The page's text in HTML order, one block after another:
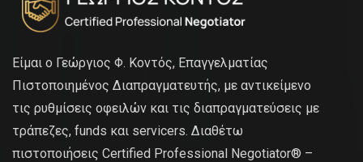
Είμαι ο Γεώργιος Φ. Κοντός, Επαγγελματίας
Πιστοποιημένος Διαπραγματευτής, με αντικείμενο
τις ρυθμίσεις οφειλών και τις διαπραγματεύσεις με
τράπεζες, funds και servicers. Διαθέτω
πιστοποιήσεις Certified Professional Negotiator® –